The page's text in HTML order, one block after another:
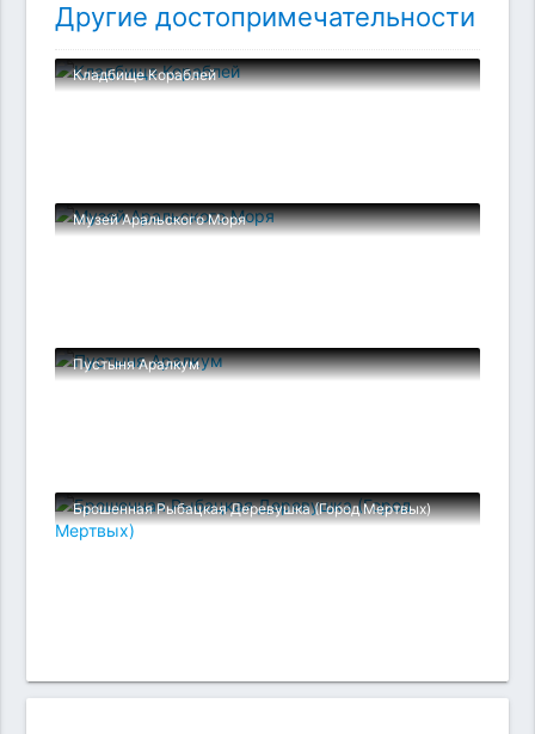
Другие достопримечательности
Кладбище Кораблей
Музей Аральского Моря
Пустыня Аралкум
Брошенная Рыбацкая Деревушка (Город Мертвых)